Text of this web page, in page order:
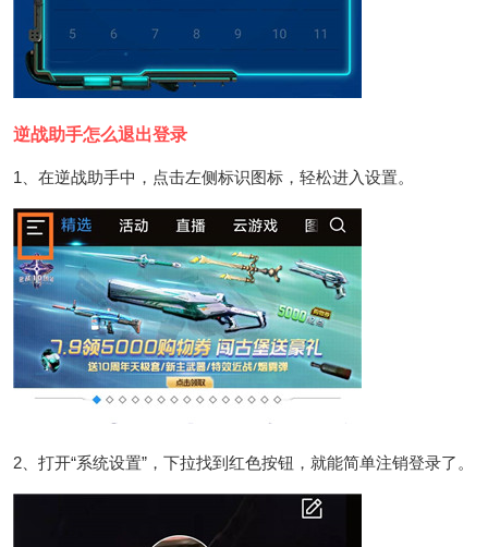
逆战助手怎么退出登录
1、在逆战助手中，点击左侧标识图标，轻松进入设置。
2、打开“系统设置”，下拉找到红色按钮，就能简单注销登录了。